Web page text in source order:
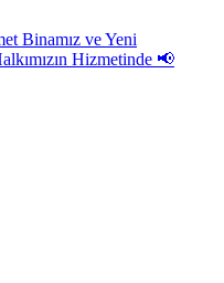
Binamız ve Yeni
Hizmetinde 📢